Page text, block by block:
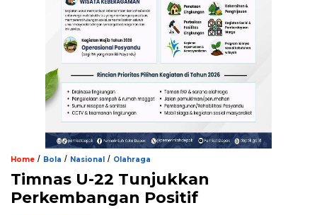
Home / Bola / Nasional / Olahraga
Timnas U-22 Tunjukkan
Perkembangan Positif